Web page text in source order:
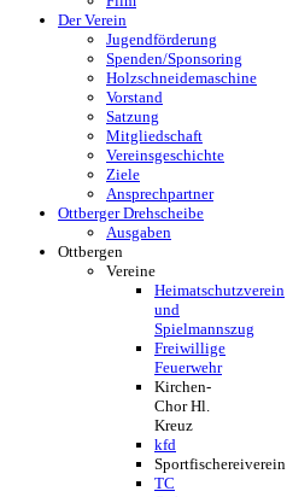
Der Verein
Jugendförderung
Spenden/Sponsoring
Holzschneidemaschine
Vorstand
Satzung
Mitgliedschaft
Vereinsgeschichte
Ziele
Ansprechpartner
Ottberger Drehscheibe
Ausgaben
Ottbergen
Vereine
Heimatschutzverein
und
Spielmannszug
Freiwillige
Feuerwehr
Kirchen-
Chor Hl.
Kreuz
kfd
Sportfischereiverein
TC